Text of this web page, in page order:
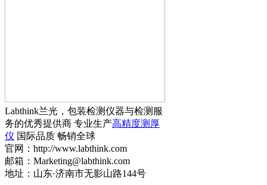
Labthink兰光，包装检测仪器与检测服
务的优秀提供商 专业生产高精度测厚
仪 国际品质 畅销全球
官网：http://www.labthink.com
邮箱：Marketing@labthink.com
地址：山东·济南市无影山路144号